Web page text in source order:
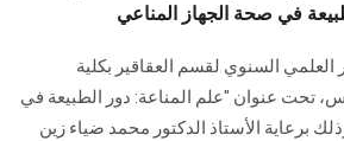
في صحة الجهاز المناعي
العلمي السنوي لقسم العقاقير بكلية
تحت عنوان "علم المناعة: دور الطبيعة في
برعاية الأستاذ الدكتور محمد ضياء زين